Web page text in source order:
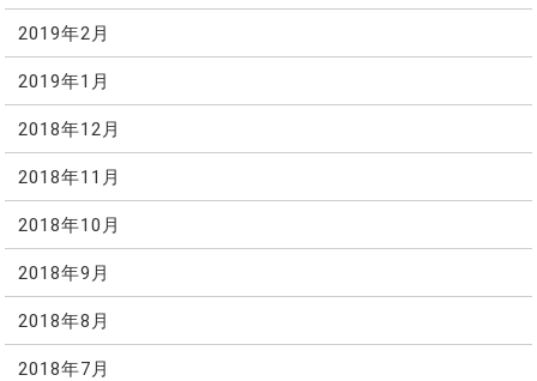
2019年2月
2019年1月
2018年12月
2018年11月
2018年10月
2018年9月
2018年8月
2018年7月